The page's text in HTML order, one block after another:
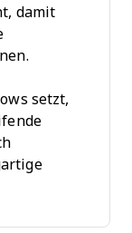
damit
setzt,